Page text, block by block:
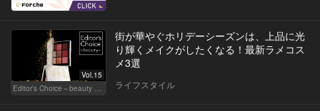
Vol.15
Editor's Choice～beauty & wellness～
街が華やぐホリデーシーズンは、上品に光
り輝くメイクがしたくなる！最新ラメコス
メ3選
ライフスタイル